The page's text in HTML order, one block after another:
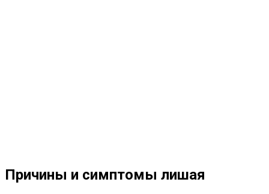
Причины и симптомы лишая